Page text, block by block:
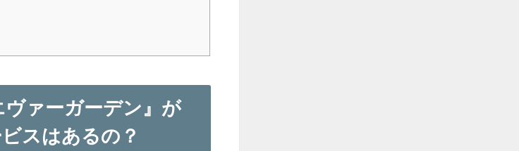
ァーガーデン』が
スはあるの？